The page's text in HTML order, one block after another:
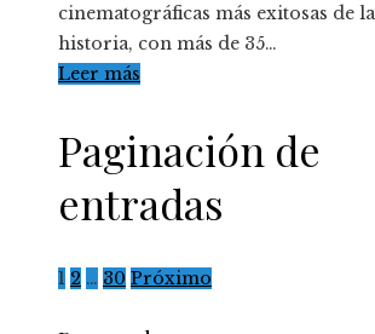
cinematográficas más exitosas de la
historia, con más de 35…
Leer más
Paginación de
entradas
1 2 … 30 Próximo